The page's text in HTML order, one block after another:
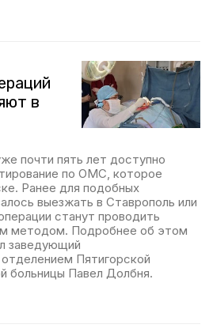
в
почти пять лет доступно
по ОМС, которое
Ранее для подобных
выезжать в Ставрополь или
станут проводить
методом. Подробнее об этом
заведующий
Пятигорской
больницы Павел Долбня.